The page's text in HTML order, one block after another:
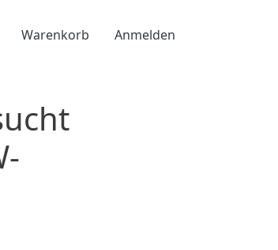
Warenkorb Anmelden